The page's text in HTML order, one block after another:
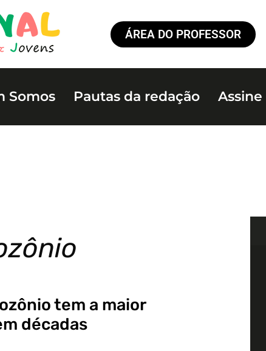
ÁREA DO PROFESSOR
Somos Pautas da redação Assine
tem a maior
décadas